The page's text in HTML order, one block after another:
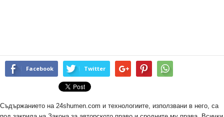
Facebook Twitter
Съдържанието на 24shumen.com и технологиите, използвани в него, са